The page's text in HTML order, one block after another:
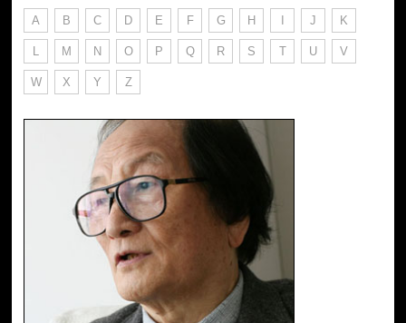
A B C D E F G H I J K
L M N O P Q R S T U V
W X Y Z